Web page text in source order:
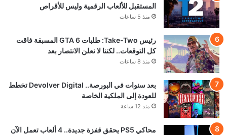
المستقبل للألعاب الرقمية وليس للأقراص
منذ 5 ساعات
رئيس Take-Two: طلبات GTA 6 المسبقة فاقت
كل التوقعات.. لكننا لا نعلن الانتصار بعد
منذ 8 ساعات
بعد سنوات في البورصة.. Devolver Digital تخطط
للعودة إلى الملكية الخاصة
منذ 12 ساعة
محاكي PS5 يحقق قفزة جديدة.. 4 ألعاب تعمل الآن